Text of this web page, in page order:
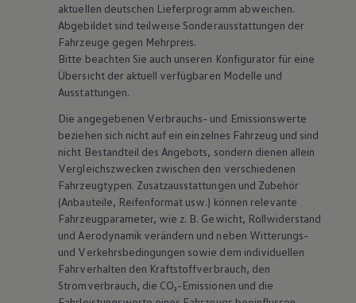
aktuellen deutschen Lieferprogramm abweichen.
Abgebildet sind teilweise Sonderausstattungen der
Fahrzeuge gegen Mehrpreis.
Bitte beachten Sie auch unseren Konfigurator für eine
Übersicht der aktuell verfügbaren Modelle und
Ausstattungen.
Die angegebenen Verbrauchs- und Emissionswerte
beziehen sich nicht auf ein einzelnes Fahrzeug und sind
nicht Bestandteil des Angebots, sondern dienen allein
Vergleichszwecken zwischen den verschiedenen
Fahrzeugtypen. Zusatzausstattungen und Zubehör
(Anbauteile, Reifenformat usw.) können relevante
Fahrzeugparameter, wie z. B. Gewicht, Rollwiderstand
und Aerodynamik verändern und neben Witterungs-
und Verkehrsbedingungen sowie dem individuellen
Fahrverhalten den Kraftstoffverbrauch, den
Stromverbrauch, die CO₂-Emissionen und die